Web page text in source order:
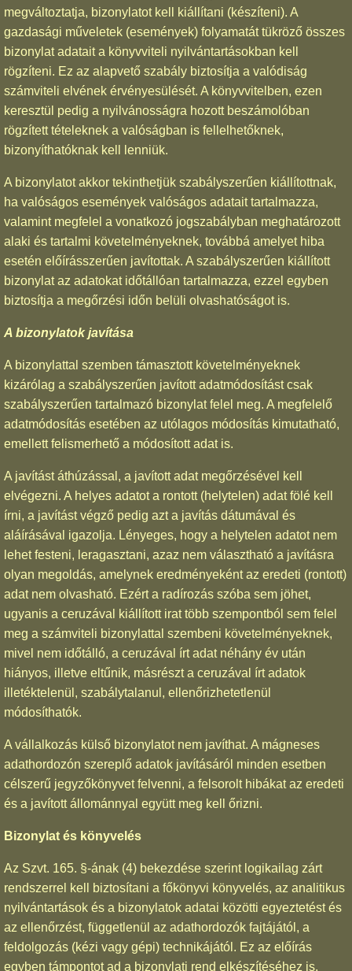
megváltoztatja, bizonylatot kell kiállítani (készíteni). A
gazdasági műveletek (események) folyamatát tükröző összes
bizonylat adatait a könyvviteli nyilvántartásokban kell
rögzíteni. Ez az alapvető szabály biztosítja a valódiság
számviteli elvének érvényesülését. A könyvvitelben, ezen
keresztül pedig a nyilvánosságra hozott beszámolóban
rögzített tételeknek a valóságban is fellelhetőknek,
bizonyíthatóknak kell lenniük.
A bizonylatot akkor tekinthetjük szabályszerűen kiállítottnak,
ha valóságos események valóságos adatait tartalmazza,
valamint megfelel a vonatkozó jogszabályban meghatározott
alaki és tartalmi követelményeknek, továbbá amelyet hiba
esetén előírásszerűen javítottak. A szabályszerűen kiállított
bizonylat az adatokat időtállóan tartalmazza, ezzel egyben
biztosítja a megőrzési időn belüli olvashatóságot is.
A bizonylatok javítása
A bizonylattal szemben támasztott követelményeknek
kizárólag a szabályszerűen javított adatmódosítást csak
szabályszerűen tartalmazó bizonylat felel meg. A megfelelő
adatmódosítás esetében az utólagos módosítás kimutatható,
emellett felismerhető a módosított adat is.
A javítást áthúzással, a javított adat megőrzésével kell
elvégezni. A helyes adatot a rontott (helytelen) adat fölé kell
írni, a javítást végző pedig azt a javítás dátumával és
aláírásával igazolja. Lényeges, hogy a helytelen adatot nem
lehet festeni, leragasztani, azaz nem választható a javításra
olyan megoldás, amelynek eredményeként az eredeti (rontott)
adat nem olvasható. Ezért a radírozás szóba sem jöhet,
ugyanis a ceruzával kiállított irat több szempontból sem felel
meg a számviteli bizonylattal szembeni követelményeknek,
mivel nem időtálló, a ceruzával írt adat néhány év után
hiányos, illetve eltűnik, másrészt a ceruzával írt adatok
illetéktelenül, szabálytalanul, ellenőrizhetetlenül
módosíthatók.
A vállalkozás külső bizonylatot nem javíthat. A mágneses
adathordozón szereplő adatok javításáról minden esetben
célszerű jegyzőkönyvet felvenni, a felsorolt hibákat az eredeti
és a javított állománnyal együtt meg kell őrizni.
Bizonylat és könyvelés
Az Szvt. 165. §-ának (4) bekezdése szerint logikailag zárt
rendszerrel kell biztosítani a főkönyvi könyvelés, az analitikus
nyilvántartások és a bizonylatok adatai közötti egyeztetést és
az ellenőrzést, függetlenül az adathordozók fajtájától, a
feldolgozás (kézi vagy gépi) technikájától. Ez az előírás
egyben támpontot ad a bizonylati rend elkészítéséhez is.